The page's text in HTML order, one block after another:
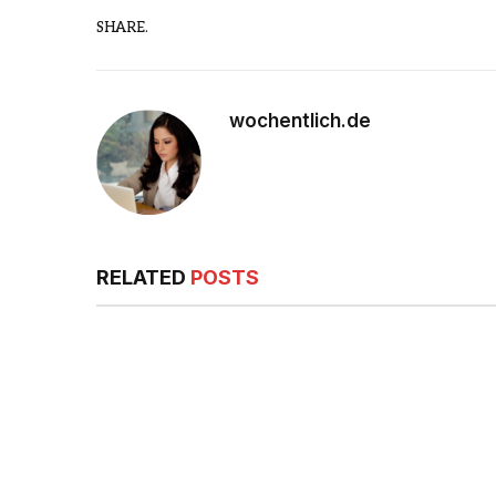
SHARE.
wochentlich.de
RELATED POSTS